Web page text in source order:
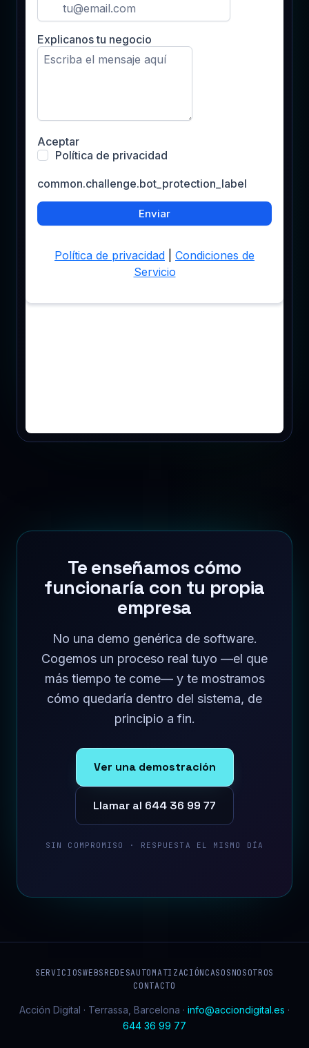
Te enseñamos cómo
funcionaría con tu propia
empresa
No una demo genérica de software.
Cogemos un proceso real tuyo —el que
más tiempo te come— y te mostramos
cómo quedaría dentro del sistema, de
principio a fin.
Ver una demostración
Llamar al 644 36 99 77
SIN COMPROMISO · RESPUESTA EL MISMO DÍA
SERVICIOSWEBS REDESAUTOMATIZACIÓN CASOS NOSOTROS
CONTACTO
Acción Digital · Terrassa, Barcelona · info@acciondigital.es ·
644 36 99 77